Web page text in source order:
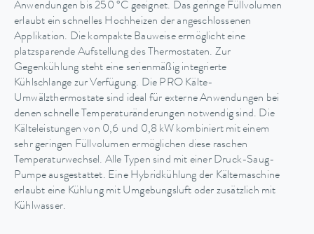
Anwendungen bis 250 °C geeignet. Das geringe Füllvolumen
erlaubt ein schnelles Hochheizen der angeschlossenen
Applikation. Die kompakte Bauweise ermöglicht eine
platzsparende Aufstellung des Thermostaten. Zur
Gegenkühlung steht eine serienmäßig integrierte
Kühlschlange zur Verfügung. Die PRO Kälte-
Umwälzthermostate sind ideal für externe Anwendungen bei
denen schnelle Temperaturänderungen notwendig sind. Die
Kälteleistungen von 0,6 und 0,8 kW kombiniert mit einem
sehr geringen Füllvolumen ermöglichen diese raschen
Temperaturwechsel. Alle Typen sind mit einer Druck-Saug-
Pumpe ausgestattet. Eine Hybridkühlung der Kältemaschine
erlaubt eine Kühlung mit Umgebungsluft oder zusätzlich mit
Kühlwasser.